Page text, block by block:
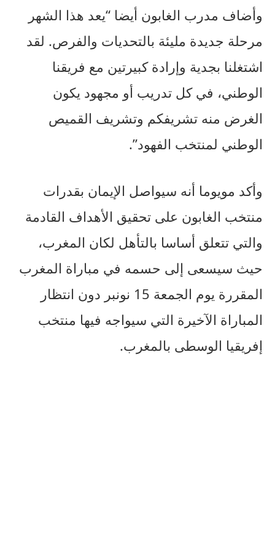
وأضاف مدرب الغابون أيضا “يعد هذا الشهر
مرحلة جديدة مليئة بالتحديات والفرص. لقد
اشتغلنا بجدية وإرادة كبيرتين مع فريقنا
الوطني، في كل تدريب أو مجهود يكون
الغرض منه تشريفكم وتشريف القميص
الوطني لمنتخب الفهود”.
وأكد مويوما أنه سيواصل الإيمان بقدرات
منتخب الغابون على تحقيق الأهداف القادمة
والتي تتعلق أساسا بالتأهل لكان المغرب،
حيث سيسعى إلى حسمه في مباراة المغرب
المقررة يوم الجمعة 15 نونبر دون انتظار
المباراة الآخيرة التي سيواجه فيها منتخب
إفريقيا الوسطى بالمغرب.